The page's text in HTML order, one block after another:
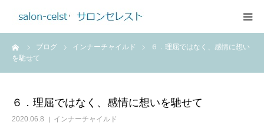
ブログ インナーチャイルド
６．理屈ではなく、感情に想い
を馳せて
６．理屈ではなく、感情に想いを馳せて
2020.06.8 インナーチャイルド
ホーム
ご予約・お問合せ